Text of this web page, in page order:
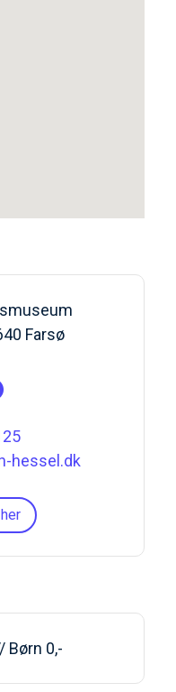
Farsø
hessel.dk
Børn 0,-